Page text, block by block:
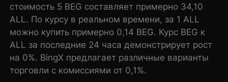
стоимость 5 BEG составляет примерно 34,10
ALL. По курсу в реальном времени, за 1 ALL
можно купить примерно 0,14 BEG. Курс BEG к
ALL за последние 24 часа демонстрирует рост
на 0%. BingX предлагает различные варианты
торговли с комиссиями от 0,1%.